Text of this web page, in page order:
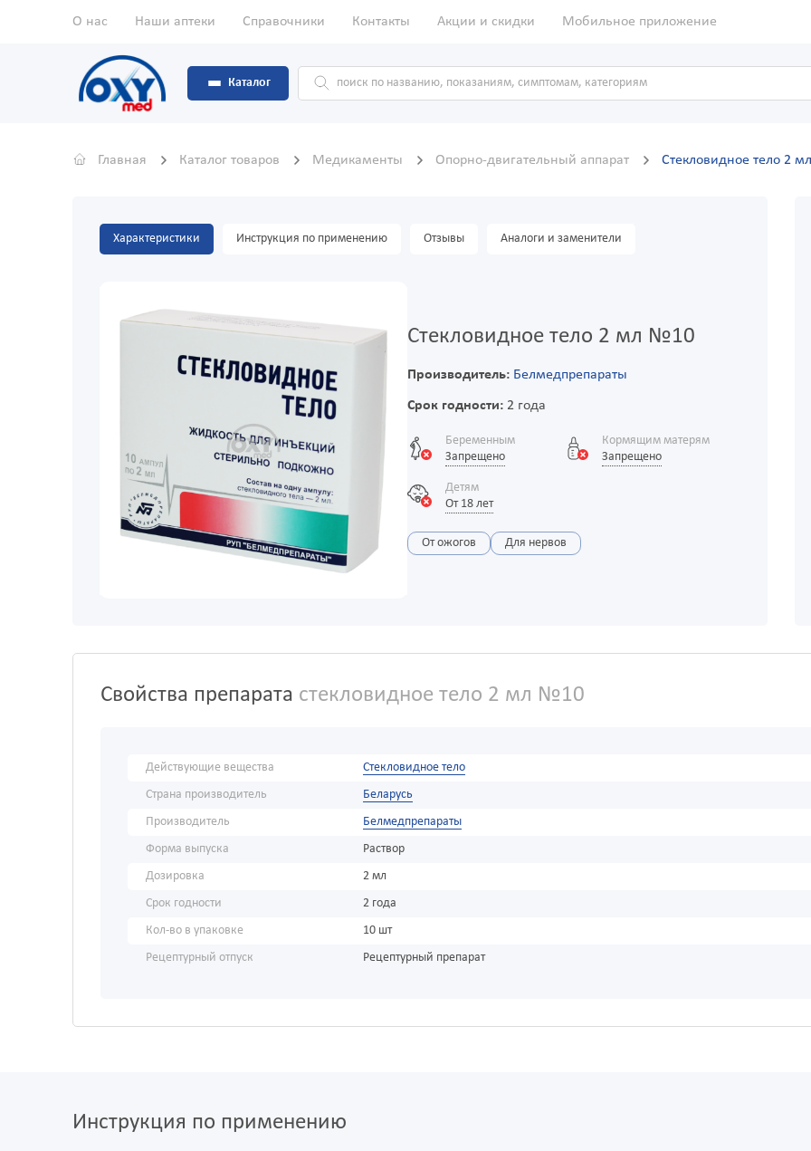
О нас Наши аптеки Справочники Контакты Акции и скидки Мобильное приложение
Каталог
Главная Каталог товаров Медикаменты Опорно-двигательный аппарат Стекловидное тело 2
Характеристики Инструкция по применению Отзывы Аналоги и заменители
Стекловидное тело 2 мл №10
Производитель: Белмедпрепараты
Срок годности:2 года
Беременным
Запрещено
Кормящим матерям
Запрещено
Детям
От 18 лет
От ожогов Для нервов
Свойства препарата стекловидное тело 2 мл №10
Действующие вещества
Стекловидное тело
Страна производитель
Беларусь
Производитель
Белмедпрепараты
Форма выпуска
Раствор
Дозировка
2 мл
Срок годности
2 года
Кол-во в упаковке
10 шт
Рецептурный отпуск
Рецептурный препарат
Инструкция по применению